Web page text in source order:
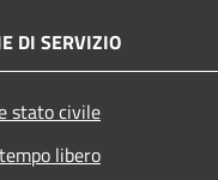
DI SERVIZIO
stato civile
libero